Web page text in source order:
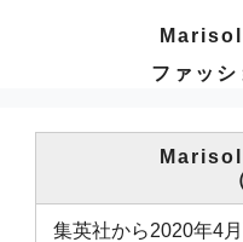
ファッシ
集英社から2020年4